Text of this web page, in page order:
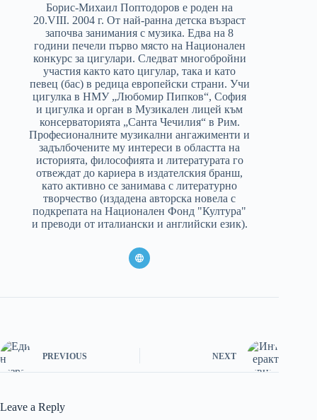
Борис-Михаил Поптодоров е роден на
20.VIII. 2004 г. От най-ранна детска възраст
започва занимания с музика. Едва на 8
години печели първо място на Национален
конкурс за цигулари. Следват многобройни
участия както като цигулар, така и като
певец (бас) в редица европейски страни. Учи
цигулка в НМУ „Любомир Пипков“, София
и цигулка и орган в Музикален лицей към
консерваторията „Санта Чечилия“ в Рим.
Професионалните музикални ангажименти и
задълбочените му интереси в областта на
историята, философията и литературата го
отвеждат до кариера в издателския бранш,
като активно се занимава с литературно
творчество (издадена авторска новела с
подкрепата на Национален Фонд "Култура"
и преводи от италиански и английски език).
PREVIOUS NEXT
Leave a Reply